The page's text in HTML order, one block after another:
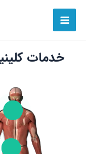
پرش
محتوا
Main
Menu
خدمات